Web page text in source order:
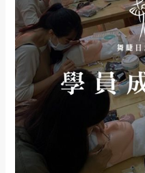
and
Weiwei
國
外
留
學
回
台
創
辦